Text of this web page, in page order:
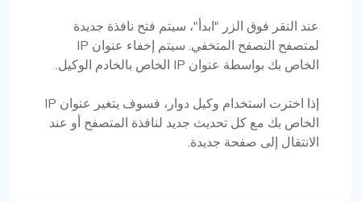
عند النقر فوق الزر "ابدأ"، سيتم فتح نافذة جديدة
لمتصفح التصفح المتخفي. سيتم إخفاء عنوان IP
الخاص بك بواسطة عنوان IP الخاص بالخادم الوكيل.
إذا اخترت استخدام وكيل دوار، فسوف يتغير عنوان IP
الخاص بك مع كل تحديث جديد لنافذة المتصفح أو عند
الانتقال إلى صفحة جديدة.